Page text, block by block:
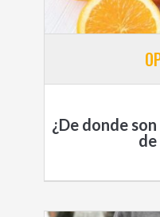
¿De donde
de